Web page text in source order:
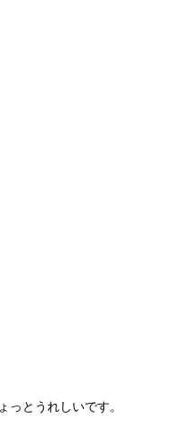
とうれしいです。